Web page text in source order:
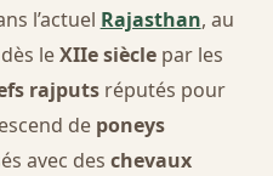
l’actuel Rajasthan, au
leXIIe sièclepar les
rajputsréputés pour
de poneys
avec des chevaux